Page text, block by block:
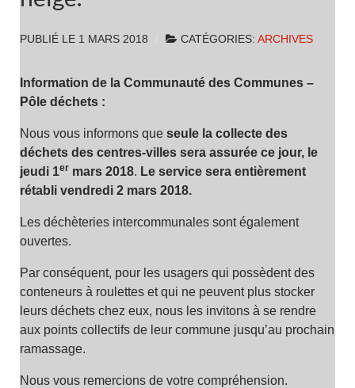
PUBLIÉ LE 1 MARS 2018 CATÉGORIES: ARCHIVES
Information de la Communauté des Communes –
Pôle déchets :
Nous vous informons que seule la collecte des
déchets des centres-villes sera assurée ce jour, le
jeudi 1er mars 2018. Le service sera entièrement
rétabli vendredi 2 mars 2018.
Les déchèteries intercommunales sont également
ouvertes.
Par conséquent, pour les usagers qui possèdent des
conteneurs à roulettes et qui ne peuvent plus stocker
leurs déchets chez eux, nous les invitons à se rendre
aux points collectifs de leur commune jusqu’au prochain
ramassage.
Nous vous remercions de votre compréhension.